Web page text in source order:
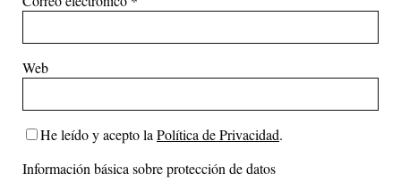
Web
He leído y acepto laPolítica de Privacidad.
Información básica sobre protección de datos